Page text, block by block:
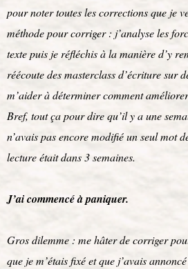
pour noter toutes les corrections que je
méthode pour corriger : j’analyse les
texte puis je réfléchis à la manière d’y
réécoute des masterclass d’écriture sur
m’aider à déterminer comment
Bref, tout ça pour dire qu’il y a une
n’avais pas encore modifié un seul mot
lecture était dans 3 semaines.
J’ai commencé à paniquer.
Gros dilemme : me hâter de corriger
que je m’étais fixé et que j’avais